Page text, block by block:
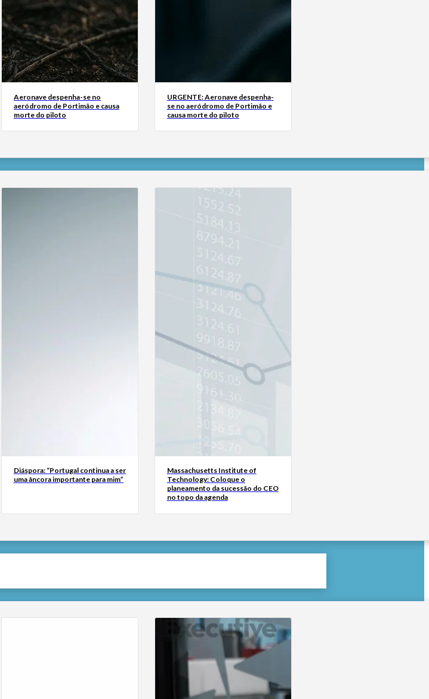
Aeronave despenha-se no
aeródromo de Portimão e causa
morte do piloto
URGENTE: Aeronave despenha-
se no aeródromo de Portimão e
causa morte do piloto
Diáspora: “Portugal continua a ser
uma âncora importante para mim”
Massachusetts Institute of
Technology: Coloque o
planeamento da sucessão do CEO
no topo da agenda